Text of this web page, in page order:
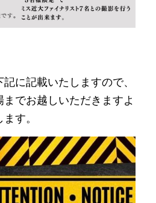
に記載いたしますので、
でお越しいただきますよ
す。